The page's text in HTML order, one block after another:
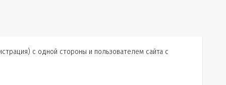
с одной стороны и пользователем сайта с